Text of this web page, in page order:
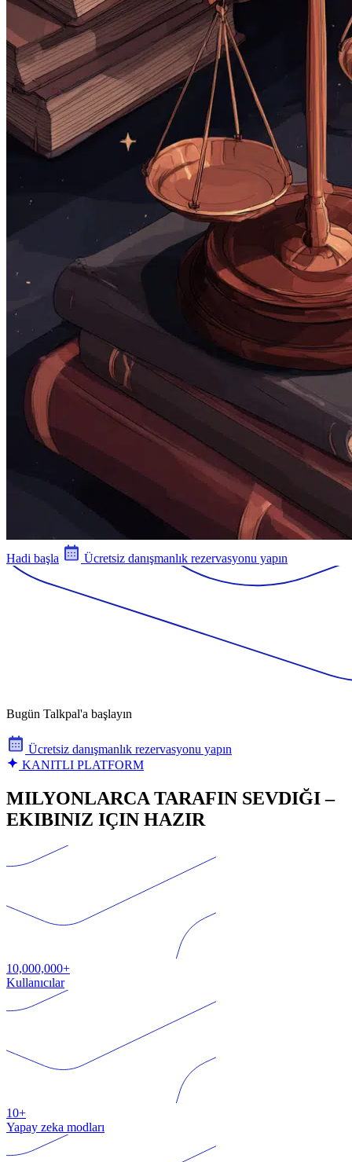
Hadi başla Ücretsiz danışmanlık rezervasyonu yapın
Bugün Talkpal'a başlayın
Ücretsiz danışmanlık rezervasyonu yapın
KANITLI PLATFORM
MILYONLARCA TARAFIN SEVDIĞI –
EKIBINIZ IÇIN HAZIR
10,000,000+
Kullanıcılar
10+
Yapay zeka modları